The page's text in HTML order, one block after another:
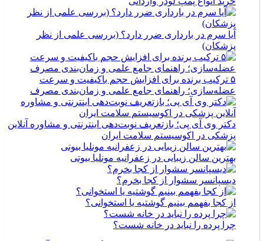
آیا سرم در بارداری ضرر دارد؟ (بررسی علمی از نظر
پزشکان)
۵ ترکیب برنده برای افزایش حجم باکیفیت و سرعت
عضله‌سازی؛ راهنمای جامع علمی و زمان‌بندی مصرف
دکتر وی آی پی؛ بازتعریف نوبت‌دهی اینترنتی و مشاوره آنلاین
پزشکی در اکوسیستم سلامت ایران
بهترین سالن زیبایی در زعفرانیه مونلیا بیوتی
دیسپانسر سشوار از کجا بخرم؟
از کجا بفهمم بینیم گوشتیه یا استخوانی؟
چرا پرده را نباید در خانه شست؟